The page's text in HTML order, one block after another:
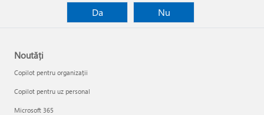
Da
Nu
Noutăți
Copilot pentru organizații
Copilot pentru uz personal
Microsoft 365